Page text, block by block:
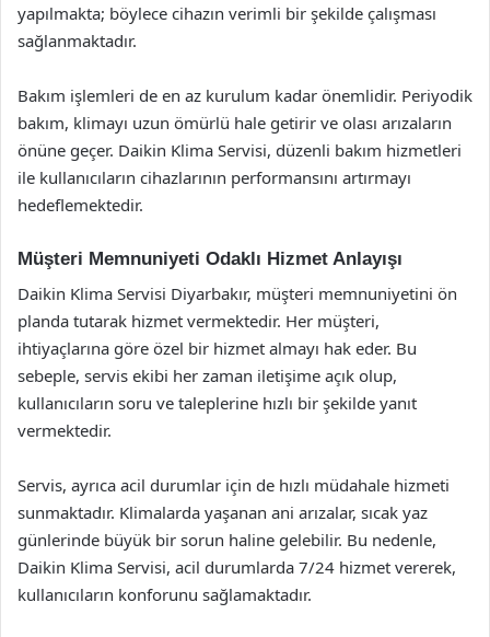
yapılmakta; böylece cihazın verimli bir şekilde çalışması
sağlanmaktadır.
Bakım işlemleri de en az kurulum kadar önemlidir. Periyodik
bakım, klimayı uzun ömürlü hale getirir ve olası arızaların
önüne geçer. Daikin Klima Servisi, düzenli bakım hizmetleri
ile kullanıcıların cihazlarının performansını artırmayı
hedeflemektedir.
Müşteri Memnuniyeti Odaklı Hizmet Anlayışı
Daikin Klima Servisi Diyarbakır, müşteri memnuniyetini ön
planda tutarak hizmet vermektedir. Her müşteri,
ihtiyaçlarına göre özel bir hizmet almayı hak eder. Bu
sebeple, servis ekibi her zaman iletişime açık olup,
kullanıcıların soru ve taleplerine hızlı bir şekilde yanıt
vermektedir.
Servis, ayrıca acil durumlar için de hızlı müdahale hizmeti
sunmaktadır. Klimalarda yaşanan ani arızalar, sıcak yaz
günlerinde büyük bir sorun haline gelebilir. Bu nedenle,
Daikin Klima Servisi, acil durumlarda 7/24 hizmet vererek,
kullanıcıların konforunu sağlamaktadır.